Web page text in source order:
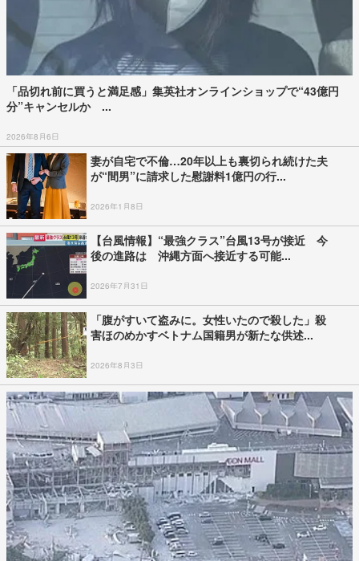
「品切れ前に買うと満足感」集英社オンラインショップで“43億円
分”キャンセルか ...
2026年8月6日
妻が自宅で不倫…20年以上も裏切られ続けた夫
が“間男”に請求した慰謝料1億円の行...
2026年1月8日
【台風情報】“最強クラス”台風13号が接近 今
後の進路は 沖縄方面へ接近する可能...
2026年7月31日
「腹がすいて盗みに。女性いたので殺した」殺
害ほのめかすベトナム国籍男が新たな供述...
2026年8月3日